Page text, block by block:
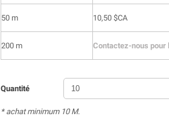
50 m 10,50 $CA
200 m Contactez-nous pour
Quantité
* achat minimum 10 M.